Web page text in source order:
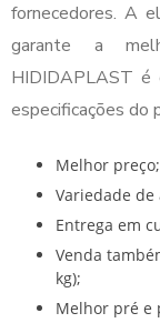
fornecedores. A
garante a
HIDIDAPLAST é
especificações do
melhor preço;
variedade
entrega em
venda também em pequenos volumes (a partir de 100
kg);
melhor pré